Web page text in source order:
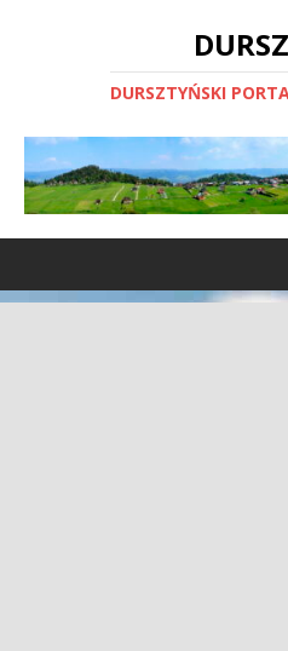
DURSZTYŃSKI